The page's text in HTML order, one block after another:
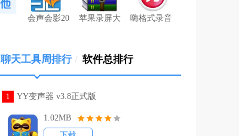
会声会影20 苹果录屏大 嗨格式录音
聊天工具周排行 / 软件总排行
1 YY变声器 v3.8正式版
1.02MB